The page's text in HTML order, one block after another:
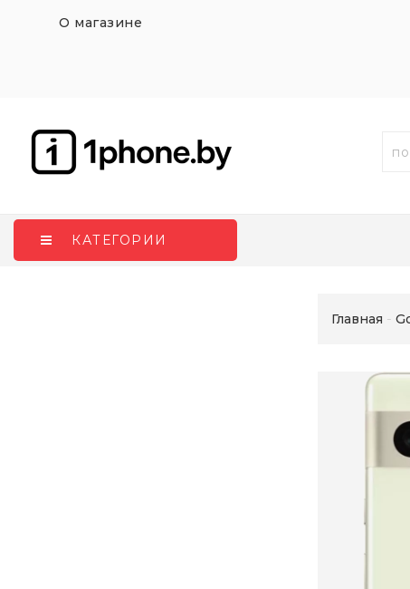
О магазине
КАТЕГОРИИ
Главная